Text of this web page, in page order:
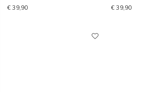
€ 39,90 € 39,90